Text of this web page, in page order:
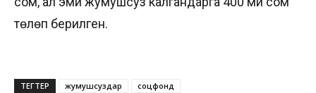
төлөп берилген.
ТЕГТЕР жумушсуздар соцфонд